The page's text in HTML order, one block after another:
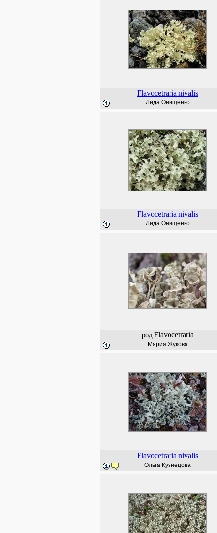
Flavocetraria nivalis
Лида Онищенко
Flavocetraria nivalis
Лида Онищенко
род Flavocetraria
Мария Жукова
Flavocetraria nivalis
Ольга Кузнецова